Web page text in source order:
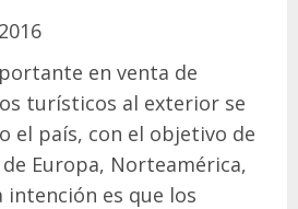
en venta de
turísticos al exterior se
el país, con el objetivo de
Europa, Norteamérica,
intención es que los